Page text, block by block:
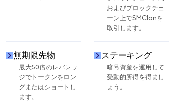
およびブロックチェ
ーン上でSMCIonを
取引します。
無期限先物
最大50倍のレバレッ
ジでトークンをロン
グまたはショートし
ます。
ステーキング
暗号資産を運用して
受動的所得を得まし
ょう。